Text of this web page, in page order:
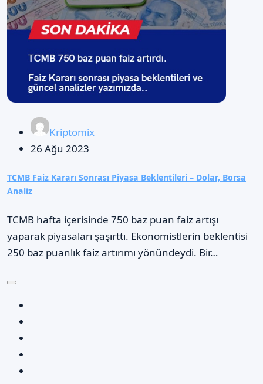
Kriptomix
26 Ağu 2023
TCMB Faiz Kararı Sonrası Piyasa Beklentileri – Dolar, Borsa
Analiz
TCMB hafta içerisinde 750 baz puan faiz artışı
yaparak piyasaları şaşırttı. Ekonomistlerin beklentisi
250 baz puanlık faiz artırımı yönündeydi. Bir…